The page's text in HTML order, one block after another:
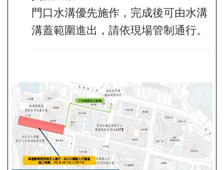
門口水溝優先施作，完成後可由水溝
溝蓋範圍進出，請依現場管制通行。